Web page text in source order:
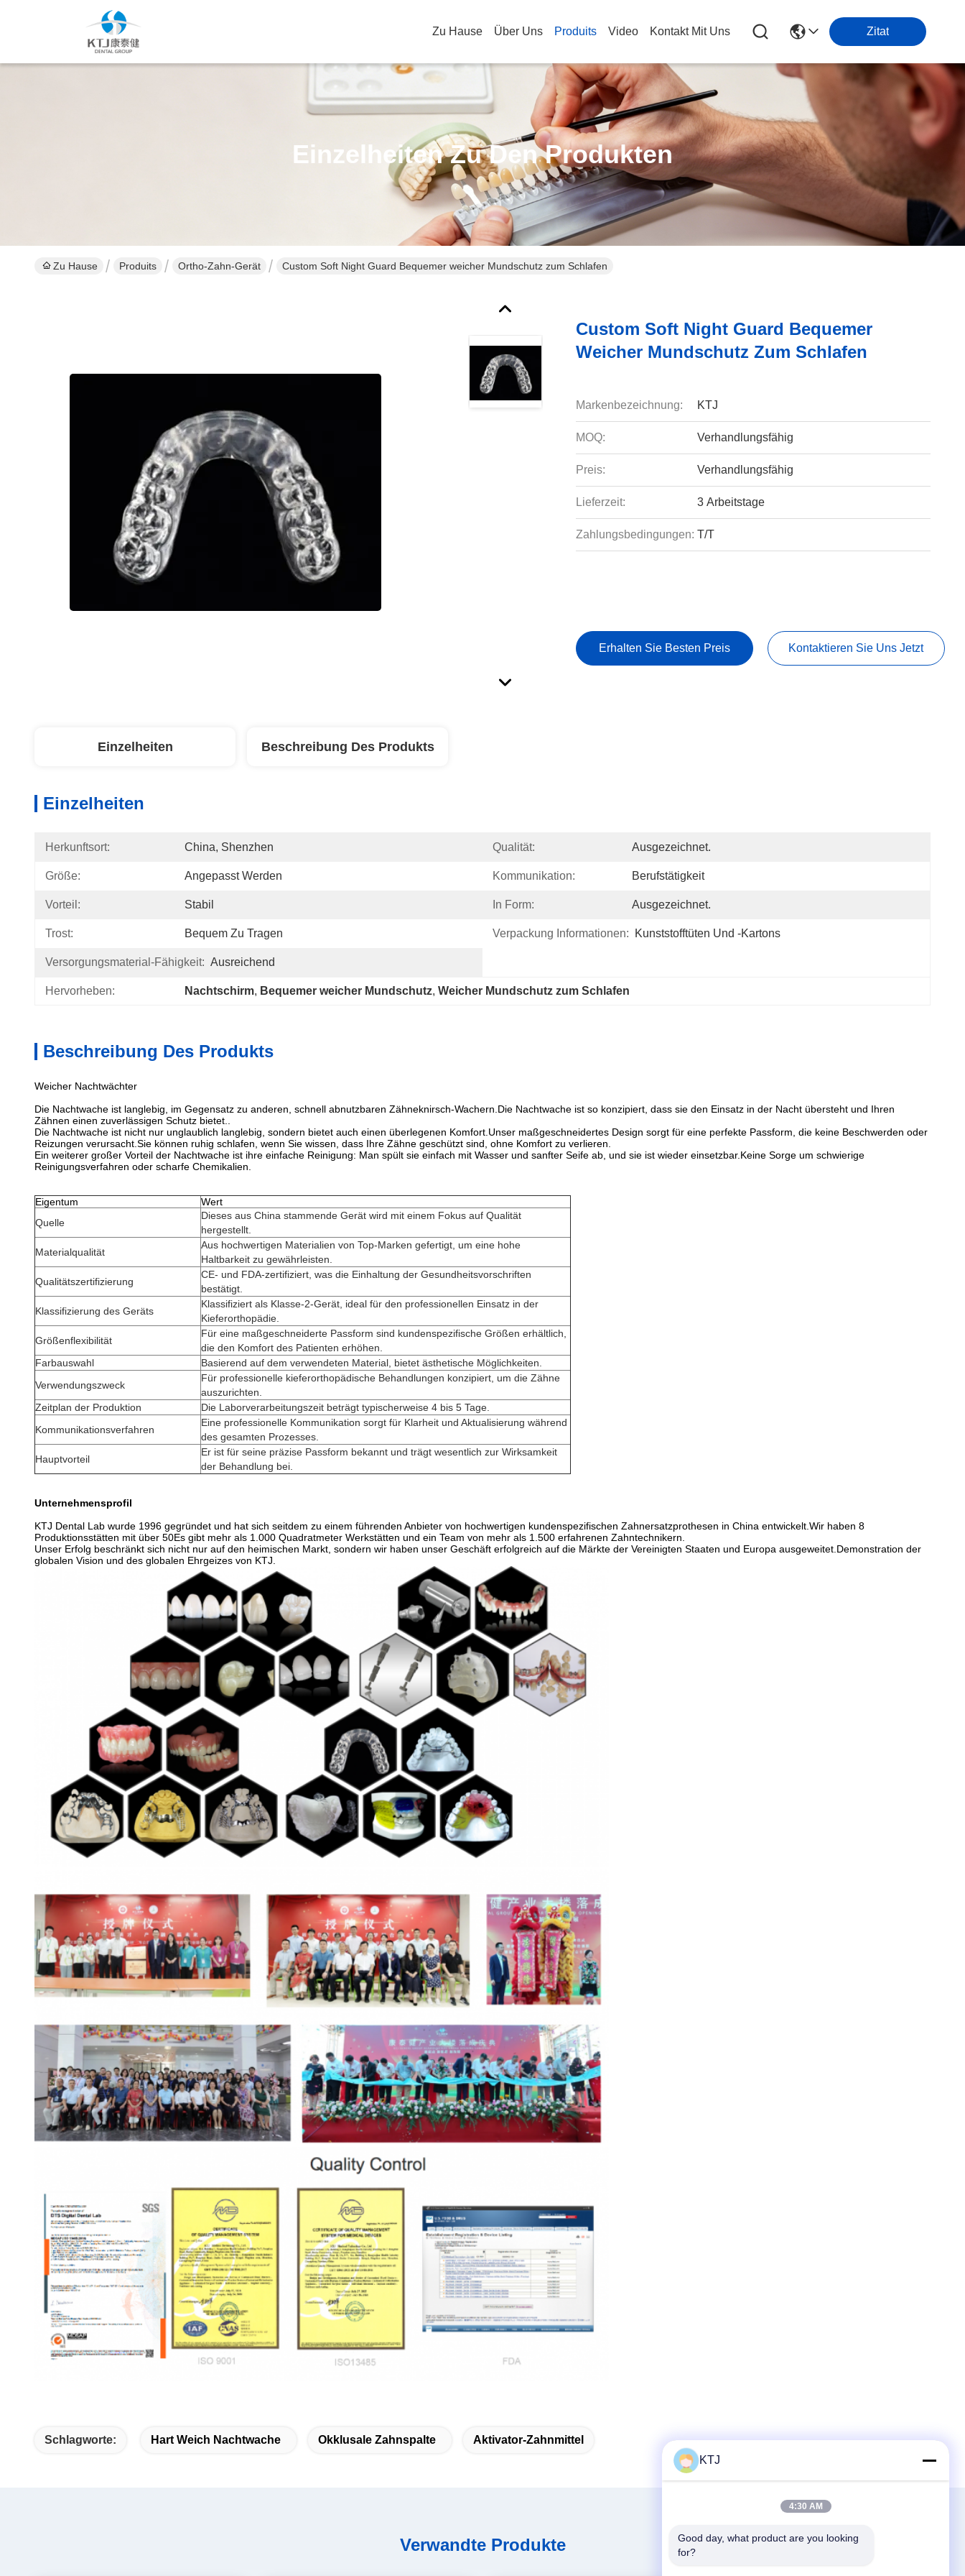
Zu Hause Über Uns Produits Video Kontakt Mit Uns Zitat
Einzelheiten Zu Den Produkten
Zu Hause Produits Ortho-Zahn-Gerät Custom Soft Night Guard Bequemer weicher Mundschutz zum Schlafen
Custom Soft Night Guard Bequemer
Weicher Mundschutz Zum Schlafen
Markenbezeichnung: KTJ
MOQ: Verhandlungsfähig
Preis: Verhandlungsfähig
Lieferzeit: 3 Arbeitstage
Zahlungsbedingungen: T/T
Erhalten Sie Besten Preis Kontaktieren Sie Uns Jetzt
Einzelheiten Beschreibung Des Produkts
Einzelheiten
Herkunftsort: China, Shenzhen Qualität: Ausgezeichnet.
Größe: Angepasst Werden Kommunikation: Berufstätigkeit
Vorteil: Stabil In Form: Ausgezeichnet.
Trost: Bequem Zu Tragen Verpackung Informationen: Kunststofftüten Und -kartons
Versorgungsmaterial-Fähigkeit: Ausreichend
Hervorheben: Nachtschirm, Bequemer weicher Mundschutz, Weicher Mundschutz zum Schlafen
Beschreibung Des Produkts
Weicher Nachtwächter
Die Nachtwache ist langlebig, im Gegensatz zu anderen, schnell abnutzbaren Zähneknirsch-Wachern.Die Nachtwache ist so konzipiert, dass sie den Einsatz in der Nacht übersteht und Ihren
Zähnen einen zuverlässigen Schutz bietet..
Die Nachtwache ist nicht nur unglaublich langlebig, sondern bietet auch einen überlegenen Komfort.Unser maßgeschneidertes Design sorgt für eine perfekte Passform, die keine Beschwerden oder
Reizungen verursacht.Sie können ruhig schlafen, wenn Sie wissen, dass Ihre Zähne geschützt sind, ohne Komfort zu verlieren.
Ein weiterer großer Vorteil der Nachtwache ist ihre einfache Reinigung: Man spült sie einfach mit Wasser und sanfter Seife ab, und sie ist wieder einsetzbar.Keine Sorge um schwierige
Reinigungsverfahren oder scharfe Chemikalien.
Eigentum
Wert
Quelle
Dieses aus China stammende Gerät wird mit einem Fokus auf Qualität
hergestellt.
Materialqualität
Aus hochwertigen Materialien von Top-Marken gefertigt, um eine hohe
Haltbarkeit zu gewährleisten.
Qualitätszertifizierung
CE- und FDA-zertifiziert, was die Einhaltung der Gesundheitsvorschriften
bestätigt.
Klassifizierung des Geräts
Klassifiziert als Klasse-2-Gerät, ideal für den professionellen Einsatz in der
Kieferorthopädie.
Größenflexibilität
Für eine maßgeschneiderte Passform sind kundenspezifische Größen erhältlich,
die den Komfort des Patienten erhöhen.
Farbauswahl
Basierend auf dem verwendeten Material, bietet ästhetische Möglichkeiten.
Verwendungszweck
Für professionelle kieferorthopädische Behandlungen konzipiert, um die Zähne
auszurichten.
Zeitplan der Produktion
Die Laborverarbeitungszeit beträgt typischerweise 4 bis 5 Tage.
Kommunikationsverfahren
Eine professionelle Kommunikation sorgt für Klarheit und Aktualisierung während
des gesamten Prozesses.
Hauptvorteil
Er ist für seine präzise Passform bekannt und trägt wesentlich zur Wirksamkeit
der Behandlung bei.
Unternehmensprofil
KTJ Dental Lab wurde 1996 gegründet und hat sich seitdem zu einem führenden Anbieter von hochwertigen kundenspezifischen Zahnersatzprothesen in China entwickelt.Wir haben 8
Produktionsstätten mit über 50Es gibt mehr als 1.000 Quadratmeter Werkstätten und ein Team von mehr als 1.500 erfahrenen Zahntechnikern.
Unser Erfolg beschränkt sich nicht nur auf den heimischen Markt, sondern wir haben unser Geschäft erfolgreich auf die Märkte der Vereinigten Staaten und Europa ausgeweitet.Demonstration der
globalen Vision und des globalen Ehrgeizes von KTJ.
Schlagworte: Hart Weich Nachtwache Okklusale Zahnspalte Aktivator-Zahnmittel
Verwandte Produkte
KTJ
4:30 AM
Good day, what product are you looking
for?